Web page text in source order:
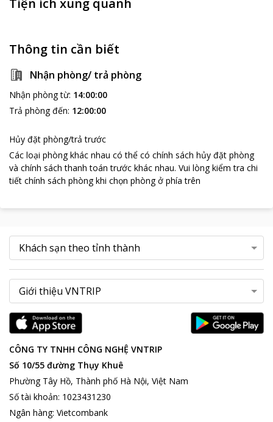
đánh giá là đáng giá tiền nhất ở quanh khu vực, bạn sẽ tiết kiệm
Thông tin cần biết
Nhận phòng/ trả phòng
Nhận phòng từ: 14:00:00
Trả phòng đến: 12:00:00
Hủy đặt phòng/trả trước
Các loại phòng khác nhau có thể có chính sách hủy đặt phòng
và chính sách thanh toán trước khác nhau. Vui lòng kiểm tra chi
tiết chính sách phòng khi chọn phòng ở phía trên
CÔNG TY TNHH CÔNG NGHỆ VNTRIP
Số 10/55 đường Thụy Khuê
Phường Tây Hồ, Thành phố Hà Nội, Việt Nam
Số tài khoản: 1023431230
Ngân hàng: Vietcombank